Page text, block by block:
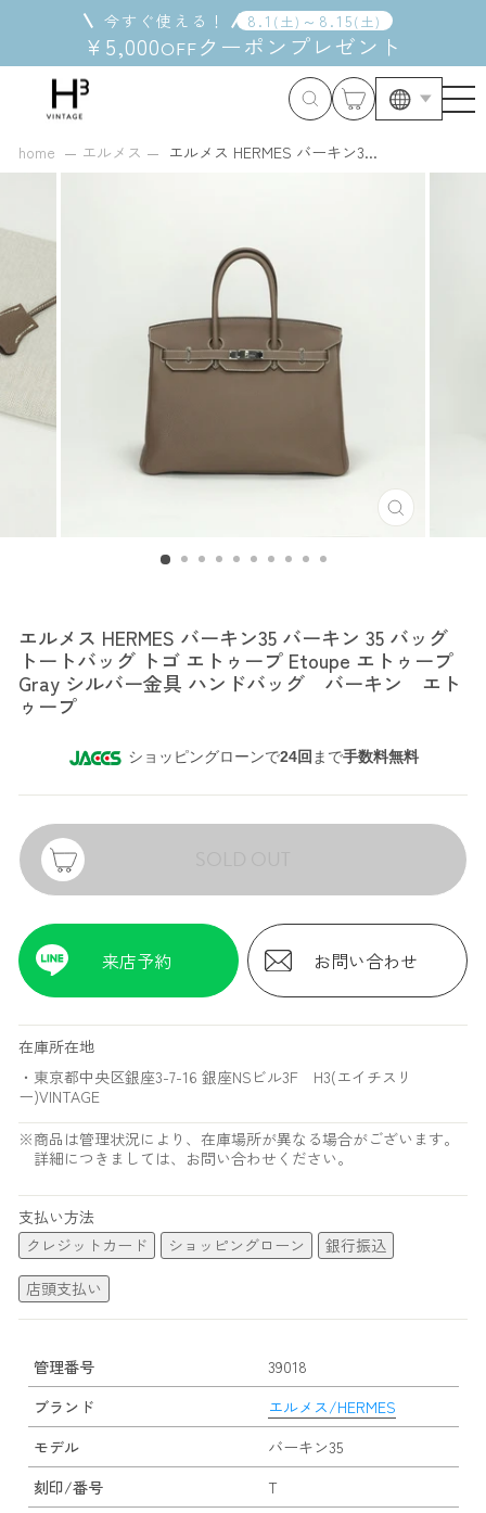
キ
す
今すぐ使える！ 8 . 1 ( 土) ～ 8 . 15( 土)
¥5,000OFFクーポン プレゼント
home エルメス エルメス HERMES バーキン3...
エルメス HERMES バーキン35 バーキン 35 バッグ
トートバッグ トゴ エトゥープ Etoupe エトゥープ
Gray シルバー金具 ハンドバッグ バーキン エト
ゥープ
ショッピングローンで24回 まで手数料無料
来店予約 お問い合わせ
在庫所在地
・東京都中央区銀座3-7-16 銀座NSビル3F H3(エイチスリ
ー)VINTAGE
※商品は管理状況により、在庫場所が異なる場合がございます。
詳細につきましては、お問い合わせください。
支払い方法
クレジットカード
ショッピングローン
銀行振込
店頭支払い
管理番号
39018
ブランド
エルメス/HERMES
モデル
バーキン35
刻印/番号
T